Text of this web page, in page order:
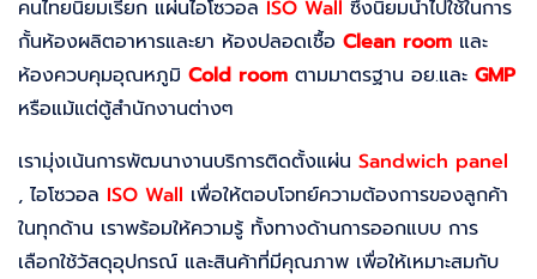
คนไทยนิยมเรียก แผ่นไอโซวอล ISO Wall ซึ่งนิยมนำไปใช้ในการ
กั้นห้องผลิตอาหารและยา ห้องปลอดเชื้อ Clean room และ
ห้องควบคุมอุณหภูมิ Cold room ตามมาตรฐาน อย.และ GMP
หรือแม้แต่ตู้สำนักงานต่างๆ
เรามุ่งเน้นการพัฒนางานบริการติดตั้งแผ่น Sandwich panel
, ไอโซวอล ISO Wall เพื่อให้ตอบโจทย์ความต้องการของลูกค้า
ในทุกด้าน เราพร้อมให้ความรู้ ทั้งทางด้านการออกแบบ การ
เลือกใช้วัสดุอุปกรณ์ และสินค้าที่มีคุณภาพ เพื่อให้เหมาะสมกับ